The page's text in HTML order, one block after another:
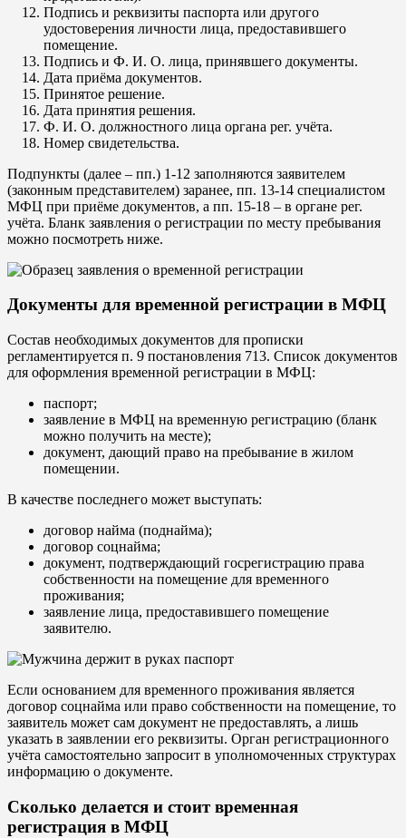
Подпись и реквизиты паспорта или другого
удостоверения личности лица, предоставившего
помещение.
Подпись и Ф. И. О. лица, принявшего документы.
Дата приёма документов.
Принятое решение.
Дата принятия решения.
Ф. И. О. должностного лица органа рег. учёта.
Номер свидетельства.
Подпункты (далее – пп.) 1-12 заполняются заявителем
(законным представителем) заранее, пп. 13-14 специалистом
МФЦ при приёме документов, а пп. 15-18 – в органе рег.
учёта. Бланк заявления о регистрации по месту пребывания
можно посмотреть ниже.
Документы для временной регистрации в МФЦ
Состав необходимых документов для прописки
регламентируется п. 9 постановления 713. Список документов
для оформления временной регистрации в МФЦ:
паспорт;
заявление в МФЦ на временную регистрацию (бланк
можно получить на месте);
документ, дающий право на пребывание в жилом
помещении.
В качестве последнего может выступать:
договор найма (поднайма);
договор соцнайма;
документ, подтверждающий госрегистрацию права
собственности на помещение для временного
проживания;
заявление лица, предоставившего помещение
заявителю.
Если основанием для временного проживания является
договор соцнайма или право собственности на помещение, то
заявитель может сам документ не предоставлять, а лишь
указать в заявлении его реквизиты. Орган регистрационного
учёта самостоятельно запросит в уполномоченных структурах
информацию о документе.
Сколько делается и стоит временная
регистрация в МФЦ